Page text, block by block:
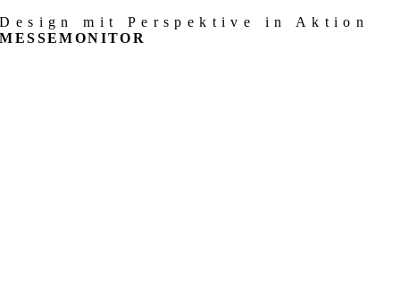
Design mit Perspektive in Aktion
MESSEMONITOR